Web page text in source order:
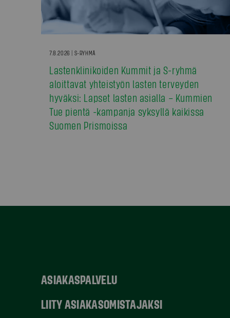
7.8.2026 | S-RYHMÄ
Lastenklinikoiden Kummit ja S-ryhmä
aloittavat yhteistyön lasten terveyden
hyväksi: Lapset lasten asialla – Kummien
Tue pientä -kampanja syksyllä kaikissa
Suomen Prismoissa
ASIAKASPALVELU
LIITY ASIAKASOMISTAJAKSI